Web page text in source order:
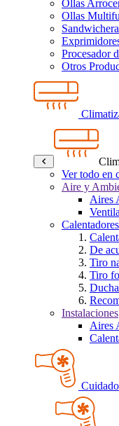
Ollas
Ollas
Procesador
Otros
Ver todo en
Aire y
Aires
Calentadores
De
Tiro
Tiro
Instalaciones
Aires